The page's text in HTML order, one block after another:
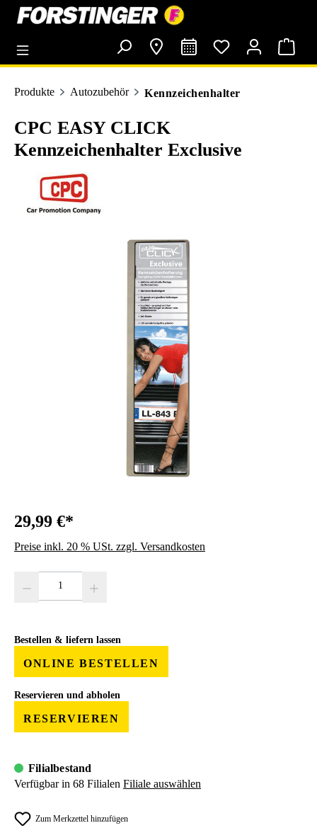
springen
Produkte Autozubehör Kennzeichenhalter
CPC EASY CLICK
Kennzeichenhalter Exclusive
Bildergalerie überspringen
29,99 €*
Preise inkl. 20 % USt. zzgl. Versandkosten
Bestellen & liefern lassen
ONLINE BESTELLEN
Reservieren und abholen
RESERVIEREN
Filialbestand
Verfügbar in 68 Filialen Filiale auswählen
Zum Merkzettel hinzufügen